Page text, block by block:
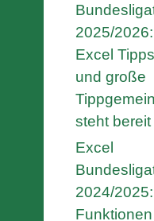
2025/
Excel
und große
steht bereit
Excel
2024/